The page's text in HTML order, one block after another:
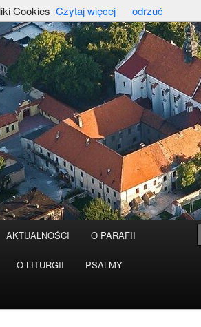
AKTUALNOŚCI O PARAFII
O LITURGII PSALMY
Cookies Czytaj więcej odrzuć